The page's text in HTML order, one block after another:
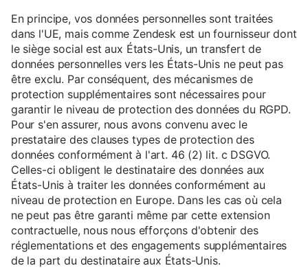
En principe, vos données personnelles sont traitées
dans l'UE, mais comme Zendesk est un fournisseur dont
le siège social est aux États-Unis, un transfert de
données personnelles vers les États-Unis ne peut pas
être exclu. Par conséquent, des mécanismes de
protection supplémentaires sont nécessaires pour
garantir le niveau de protection des données du RGPD.
Pour s'en assurer, nous avons convenu avec le
prestataire des clauses types de protection des
données conformément à l'art. 46 (2) lit. c DSGVO.
Celles-ci obligent le destinataire des données aux
États-Unis à traiter les données conformément au
niveau de protection en Europe. Dans les cas où cela
ne peut pas être garanti même par cette extension
contractuelle, nous nous efforçons d'obtenir des
réglementations et des engagements supplémentaires
de la part du destinataire aux États-Unis.